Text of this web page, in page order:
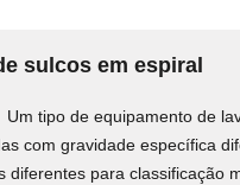
sulcos em espiral
Um tipo de equipamento de
com gravidade específica
diferentes para classificação